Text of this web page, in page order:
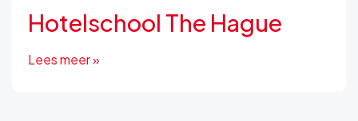
Hotelschool The Hague
Lees meer »